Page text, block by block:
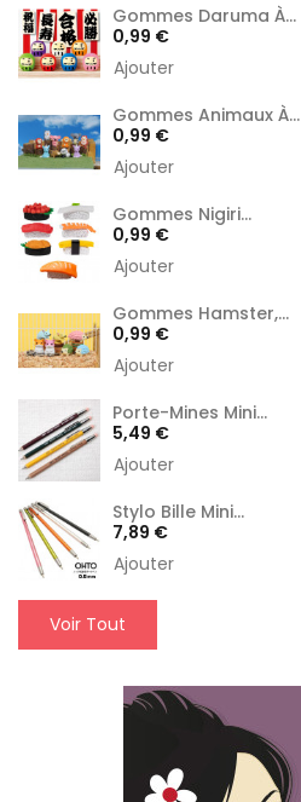
Gommes Daruma À...
Prix
0,99 €
Ajouter
Gommes Animaux À...
Prix
0,99 €
Ajouter
Gommes Nigiri...
Prix
0,99 €
Ajouter
Gommes Hamster,...
Prix
0,99 €
Ajouter
Porte-Mines Mini...
Prix
5,49 €
Ajouter
Stylo Bille Mini...
Prix
7,89 €
Ajouter
Voir Tout